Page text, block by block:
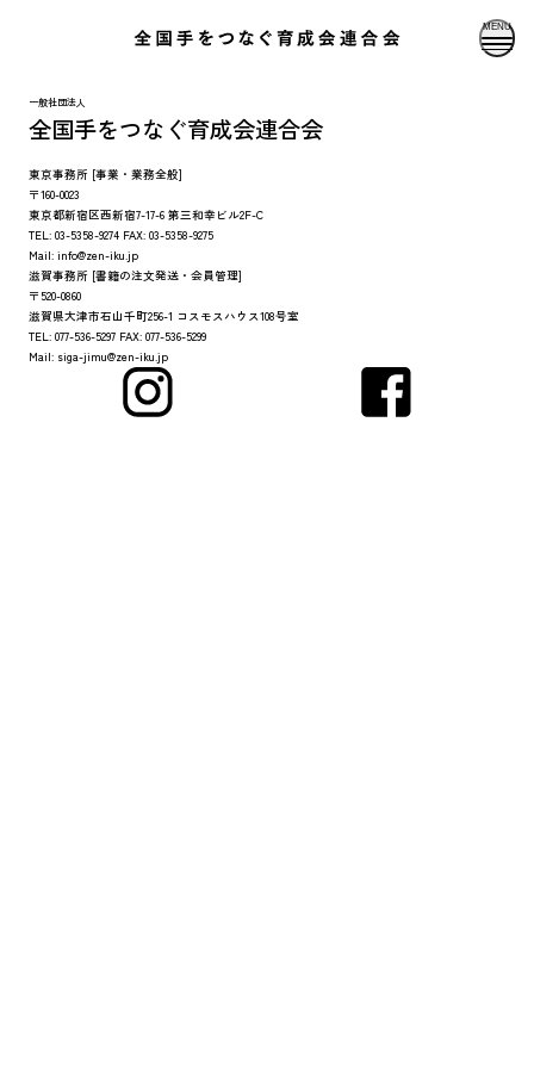
MENU
一般社団法人
全国手をつなぐ育成会連合会
東京事務所 [事業・業務全般]
〒160-0023
東京都新宿区西新宿7-17-6 第三和幸ビル2F-C
TEL: 03-5358-9274 FAX: 03-5358-9275
Mail: info@zen-iku.jp
滋賀事務所 [書籍の注文発送・会員管理]
〒520-0860
滋賀県大津市石山千町256-1 コスモスハウス108号室
TEL: 077-536-5297 FAX: 077-536-5299
Mail: siga-jimu@zen-iku.jp